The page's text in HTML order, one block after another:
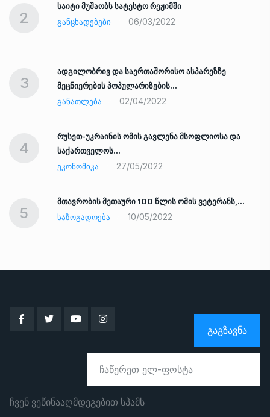
2
საიტი მუშაობს სატესტო რეჟიმში
ᲒᲐᲜᲪᲮᲐᲓᲔᲑᲔᲑᲘ
06/03/2022
3
ადგილობრივ და საერთაშორისო ასპარეზზე
მეცნიერების პოპულარიზების…
ᲒᲐᲜᲐᲗᲚᲔᲑᲐ
02/04/2022
4
რუსეთ-უკრაინის ომის გავლენა მსოფლიოსა და
საქართველოს…
ᲔᲙᲝᲜᲝᲛᲘᲙᲐ
27/05/2022
5
მთავრობის მეთაური 100 წლის ომის ვეტერანს,…
ᲡᲐᲖᲝᲒᲐᲓᲝᲔᲑᲐ
10/05/2022
ᲒᲐᲒᲖᲐᲕᲜᲐ
ჩვენ ვეწინააღმდეგებით სპამს